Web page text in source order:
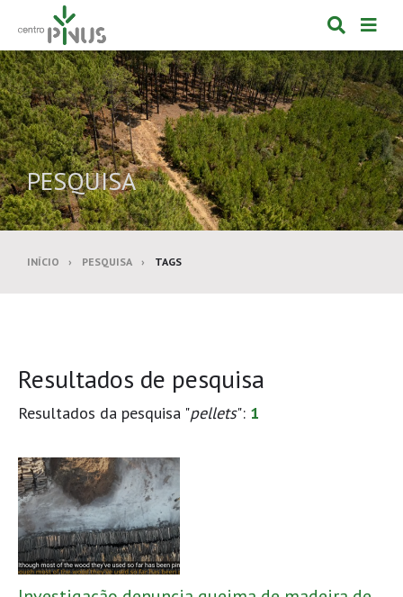
Alternar
de
de
PESQUISA
INÍCIO PESQUISA TAGS
Resultados de pesquisa
Resultados da pesquisa "pellets": 1